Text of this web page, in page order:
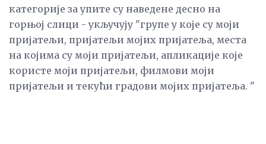
категорије за упите су наведене десно на
горњој слици - укључују "групе у које су моји
пријатељи, пријатељи мојих пријатеља, места
на којима су моји пријатељи, апликације које
користе моји пријатељи, филмови моји
пријатељи и текући градови мојих пријатеља. "